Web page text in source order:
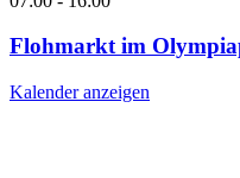
Flohmarkt im
Kalender anzeigen